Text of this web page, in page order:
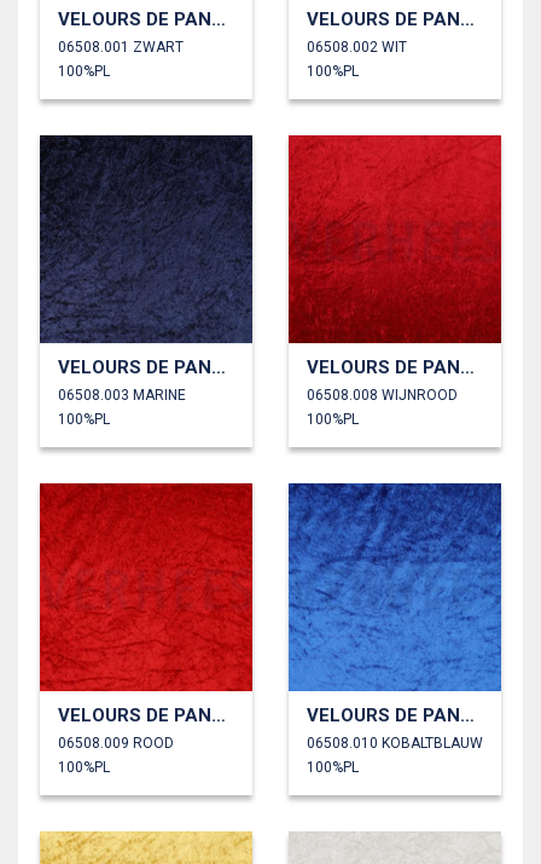
VELOURS DE PANNE
06508.001 ZWART
100%PL
VELOURS DE PANNE
06508.002 WIT
100%PL
VELOURS DE PANNE
06508.003 MARINE
100%PL
VELOURS DE PANNE
06508.008 WIJNROOD
100%PL
VELOURS DE PANNE
06508.009 ROOD
100%PL
VELOURS DE PANNE
06508.010 KOBALTBLAUW
100%PL